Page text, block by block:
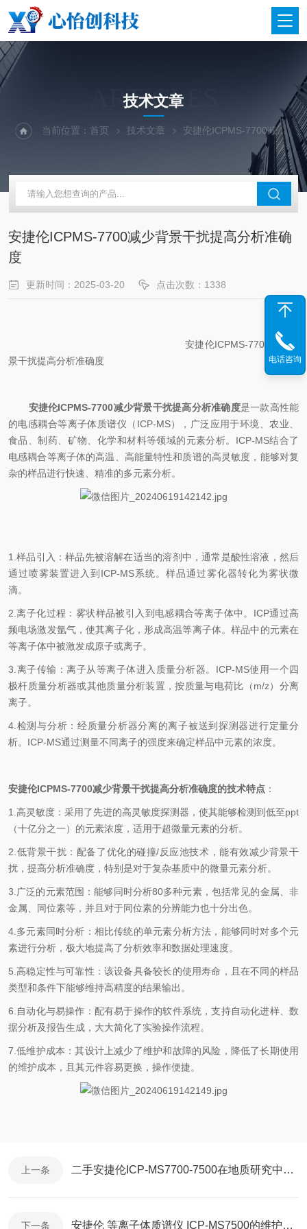
ARTICLES
技术文章
当前位置：首页 技术文章 安捷伦ICPMS-7700减少背景干扰提高分析准确度
安捷伦ICPMS-7700减少背景干扰提高分析准确
度
更新时间：2025-03-20 点击次数：1338
安捷伦ICPMS-7700减少背
景干扰提高分析准确度
安捷伦ICPMS-7700减少背景干扰提高分析准确度是一款高性能
的电感耦合等离子体质谱仪（ICP-MS），广泛应用于环境、农业、
食品、制药、矿物、化学和材料等领域的元素分析。ICP-MS结合了
电感耦合等离子体的高温、高能量特性和质谱的高灵敏度，能够对复
杂的样品进行快速、精准的多元素分析。
1.样品引入：样品先被溶解在适当的溶剂中，通常是酸性溶液，然后
通过喷雾装置进入到ICP-MS系统。样品通过雾化器转化为雾状微
滴。
2.离子化过程：雾状样品被引入到电感耦合等离子体中。ICP通过高
频电场激发氩气，使其离子化，形成高温等离子体。样品中的元素在
等离子体中被激发成原子或离子。
3.离子传输：离子从等离子体进入质量分析器。ICP-MS使用一个四
极杆质量分析器或其他质量分析装置，按质量与电荷比（m/z）分离
离子。
4.检测与分析：经质量分析器分离的离子被送到探测器进行定量分
析。ICP-MS通过测量不同离子的强度来确定样品中元素的浓度。
安捷伦ICPMS-7700减少背景干扰提高分析准确度的技术特点 ：
1.高灵敏度：采用了先进的高灵敏度探测器，使其能够检测到低至ppt
（十亿分之一）的元素浓度，适用于超微量元素的分析。
2.低背景干扰：配备了优化的碰撞/反应池技术，能有效减少背景干
扰，提高分析准确度，特别是对于复杂基质中的微量元素分析。
3.广泛的元素范围：能够同时分析80多种元素，包括常见的金属、非
金属、同位素等，并且对于同位素的分辨能力也十分出色。
4.多元素同时分析：相比传统的单元素分析方法，能够同时对多个元
素进行分析，极大地提高了分析效率和数据处理速度。
5.高稳定性与可靠性：该设备具备较长的使用寿命，且在不同的样品
类型和条件下能够维持高精度的结果输出。
6.自动化与易操作：配有易于操作的软件系统，支持自动化进样、数
据分析及报告生成，大大简化了实验操作流程。
7.低维护成本：其设计上减少了维护和故障的风险，降低了长期使用
的维护成本，且其元件容易更换，操作便捷。
上一条 二手安捷伦ICP-MS7700-7500在地质研究中的应用分析
下一条 安捷伦 等离子体质谱仪 ICP-MS7500的维护保养事项
电话咨询